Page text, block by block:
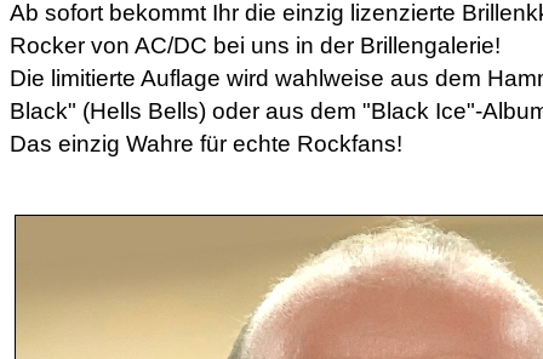
Ab sofort bekommt Ihr die einzig lizenzierte
Rocker von AC/DC bei uns in der Brillengalerie!
Die limitierte Auflage wird wahlweise aus dem
Black" (Hells Bells) oder aus dem "Black Ice"-
Das einzig Wahre für echte Rockfans!